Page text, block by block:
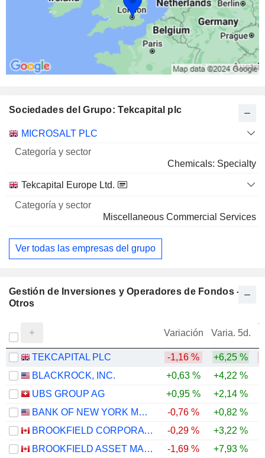
Sociedades del Grupo: Tekcapital plc
Categoría
MICROSALT PLC
Chemicals: Specialty
Tekcapital Europe Ltd.
Miscellaneous Commercial Services
Ver todas las empresas del grupo
Gestión de Inversiones y Operadores de Fondos -
Otros
Variación Varia. 5d.
TEKCAPITAL PLC -1,16 % +6,25 %
BLACKROCK, INC.
+0,63 % +4,22 %
UBS GROUP AG
+0,95 % +2,14 %
BANK OF NEW YORK MELLON CORPORATION (THE)
-0,76 % +0,82 %
BROOKFIELD CORPORATION
-0,29 % +3,22 %
BROOKFIELD ASSET MANAGEMENT LTD.
-1,69 % +7,93 %